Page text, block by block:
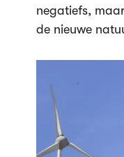
negatiefs,
de nieuwe